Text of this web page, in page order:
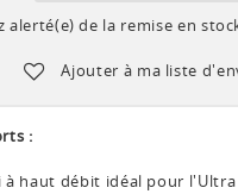
alerté(e) de la remise en
Ajouter à ma liste
:
à haut débit idéal pour